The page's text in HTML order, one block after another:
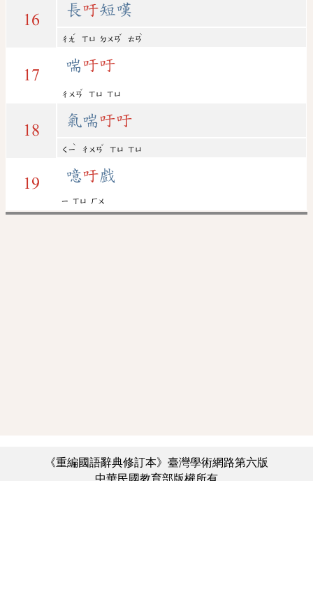
16
長吁短嘆
ㄔㄤ
ˊ
ㄒㄩ ㄉㄨㄢ
ˇ
ㄊㄢ
ˋ
17
喘吁吁
ㄔㄨㄢ
ˇ
ㄒㄩ ㄒㄩ
18
氣喘吁吁
ㄑㄧ
ˋ
ㄔㄨㄢ
ˇ
ㄒㄩ ㄒㄩ
19 噫吁戲
ㄧ ㄒㄩ ㄏㄨ
《重編國語辭典修訂本》臺灣學術網路第六版
中華民國教育部版權所有